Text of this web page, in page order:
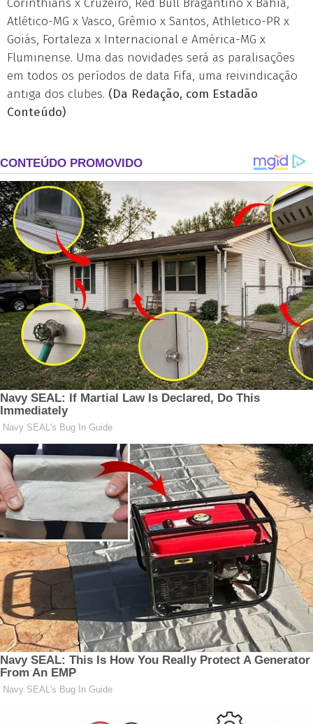
Corinthians x Cruzeiro, Red Bull Bragantino x Bahia,
Atlético-MG x Vasco, Grêmio x Santos, Athletico-PR x
Goiás, Fortaleza x Internacional e América-MG x
Fluminense. Uma das novidades será as paralisações
em todos os períodos de data Fifa, uma reivindicação
antiga dos clubes. (Da Redação, com Estadão
Conteúdo)